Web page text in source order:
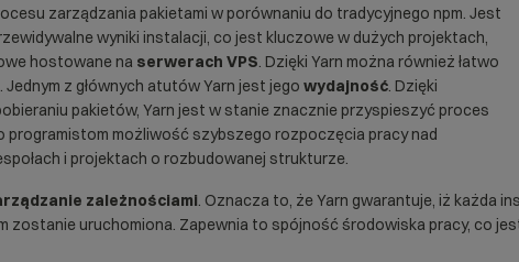
zarządzania pakietami w porównaniu do tradycyjnego npm. Jest
wyniki instalacji, co jest kluczowe w dużych projektach,
hostowane na serwerach VPS. Dzięki Yarn można również łatwo
z głównych atutów Yarn jest jego wydajność. Dzięki
pakietów, Yarn jest w stanie znacznie przyspieszyć proces
programistom możliwość szybszego rozpoczęcia pracy nad
i projektach o rozbudowanej strukturze.
zależnościami. Oznacza to, że Yarn gwarantuje, iż każda
zostanie uruchomiona. Zapewnia to spójność środowiska pracy, co